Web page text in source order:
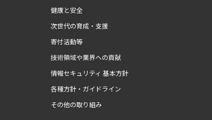
健康と安全
次世代の育成・支援
寄付活動等
技術領域や業界への貢献
情報セキュリティ 基本方針
各種方針・ガイドライン
その他の取り組み